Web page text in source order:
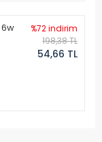
%72 indirim
198,38 TL
54,66 TL